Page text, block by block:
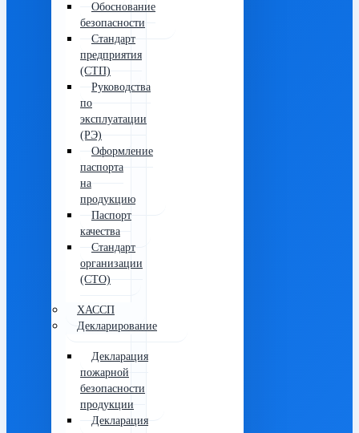
Обоснование
безопасности
Стандарт
предприятия
(СТП)
Руководства
по
эксплуатации
(РЭ)
Оформление
паспорта
на
продукцию
Паспорт
качества
Стандарт
организации
(СТО)
ХАССП
Декларирование
Декларация
пожарной
безопасности
продукции
Декларация